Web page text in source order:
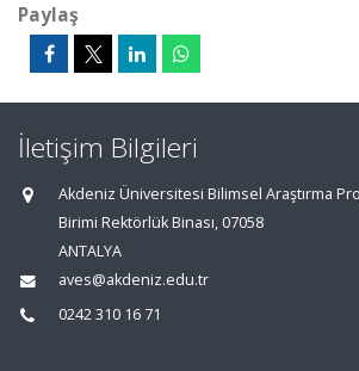
Paylaş
İletişim Bilgileri
Akdeniz Üniversitesi Bilimsel Araştırma
Birimi Rektörlük Binası, 07058
ANTALYA
aves@akdeniz.edu.tr
0242 310 16 71